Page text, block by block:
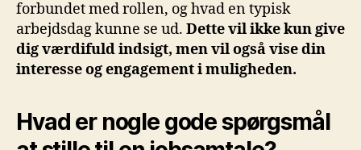
forbundet med rollen, og hvad en typisk
arbejdsdag kunne se ud. Dette vil ikke kun give
dig værdifuld indsigt, men vil også vise din
interesse og engagement i muligheden.
Hvad er nogle gode spørgsmål